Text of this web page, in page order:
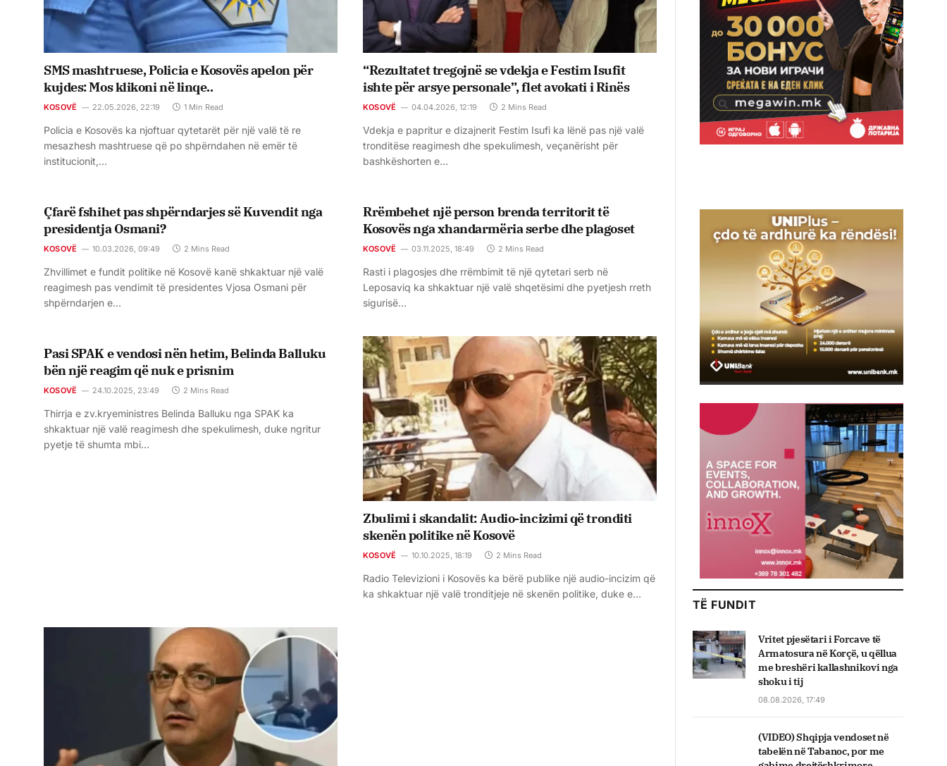
SMS mashtruese, Policia e Kosovës apelon për
kujdes: Mos klikoni në linqe..
KOSOVË 22.05.2026, 22:19 1 Min Read
Policia e Kosovës ka njoftuar qytetarët për një valë të re
mesazhesh mashtruese që po shpërndahen në emër të
institucionit,…
“Rezultatet tregojnë se vdekja e Festim Isufit
ishte për arsye personale”, flet avokati i Rinës
KOSOVË 04.04.2026, 12:19 2 Mins Read
Vdekja e papritur e dizajnerit Festim Isufi ka lënë pas një valë
tronditëse reagimesh dhe spekulimesh, veçanërisht për
bashkëshorten e…
Çfarë fshihet pas shpërndarjes së Kuvendit nga
presidentja Osmani?
KOSOVË 10.03.2026, 09:49 2 Mins Read
Zhvillimet e fundit politike në Kosovë kanë shkaktuar një valë
reagimesh pas vendimit të presidentes Vjosa Osmani për
shpërndarjen e…
Rrëmbehet një person brenda territorit të
Kosovës nga xhandarmëria serbe dhe plagoset
KOSOVË 03.11.2025, 18:49 2 Mins Read
Rasti i plagosjes dhe rrëmbimit të një qytetari serb në
Leposaviq ka shkaktuar një valë shqetësimi dhe pyetjesh rreth
sigurisë…
Pasi SPAK e vendosi nën hetim, Belinda Balluku
bën një reagim që nuk e prisnim
KOSOVË 24.10.2025, 23:49 2 Mins Read
Thirrja e zv.kryeministres Belinda Balluku nga SPAK ka
shkaktuar një valë reagimesh dhe spekulimesh, duke ngritur
pyetje të shumta mbi…
Zbulimi i skandalit: Audio-incizimi që tronditi
skenën politike në Kosovë
KOSOVË 10.10.2025, 18:19 2 Mins Read
Radio Televizioni i Kosovës ka bërë publike një audio-incizim që
ka shkaktuar një valë tronditjeje në skenën politike, duke e…
TË FUNDIT
Vritet pjesëtari i Forcave të
Armatosura në Korçë, u qëllua
me breshëri kallashnikovi nga
shoku i tij
08.08.2026, 17:49
(VIDEO) Shqipja vendoset në
tabelën në Tabanoc, por me